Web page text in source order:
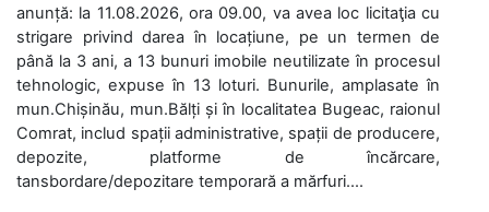
anunță: la 11.08.2026, ora 09.00, va avea loc licitaţia cu
strigare privind darea în locațiune, pe un termen de
până la 3 ani, a 13 bunuri imobile neutilizate în procesul
tehnologic, expuse în 13 loturi. Bunurile, amplasate în
mun.Chișinău, mun.Bălți și în localitatea Bugeac, raionul
Comrat, includ spații administrative, spații de producere,
depozite, platforme de încărcare,
tansbordare/depozitare temporară a mărfuri....